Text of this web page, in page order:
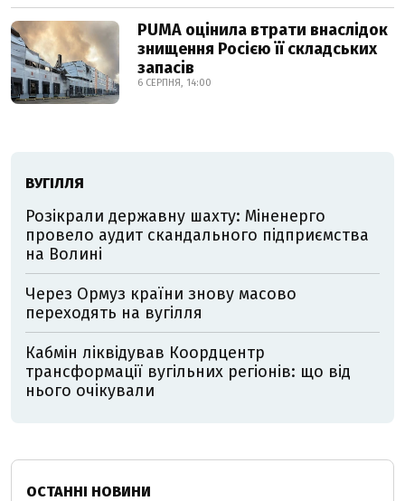
PUMA оцінила втрати внаслідок
знищення Росією її складських
запасів
6 СЕРПНЯ, 14:00
ВУГІЛЛЯ
Розікрали державну шахту: Міненерго
провело аудит скандального підприємства
на Волині
Через Ормуз країни знову масово
переходять на вугілля
Кабмін ліквідував Коордцентр
трансформації вугільних регіонів: що від
нього очікували
ОСТАННІ НОВИНИ